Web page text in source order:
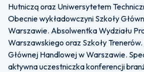
Hutniczą oraz Uniwersytetem
Obecnie wykładowczyni Szkoły
Warszawie. Absolwentka Wydziału
Warszawskiego oraz Szkoły
Głównej Handlowej w Warszawie.
aktywna uczestniczka konferencji